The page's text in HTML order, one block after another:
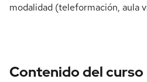
modalidad (teleformación, aula
Contenido del curso